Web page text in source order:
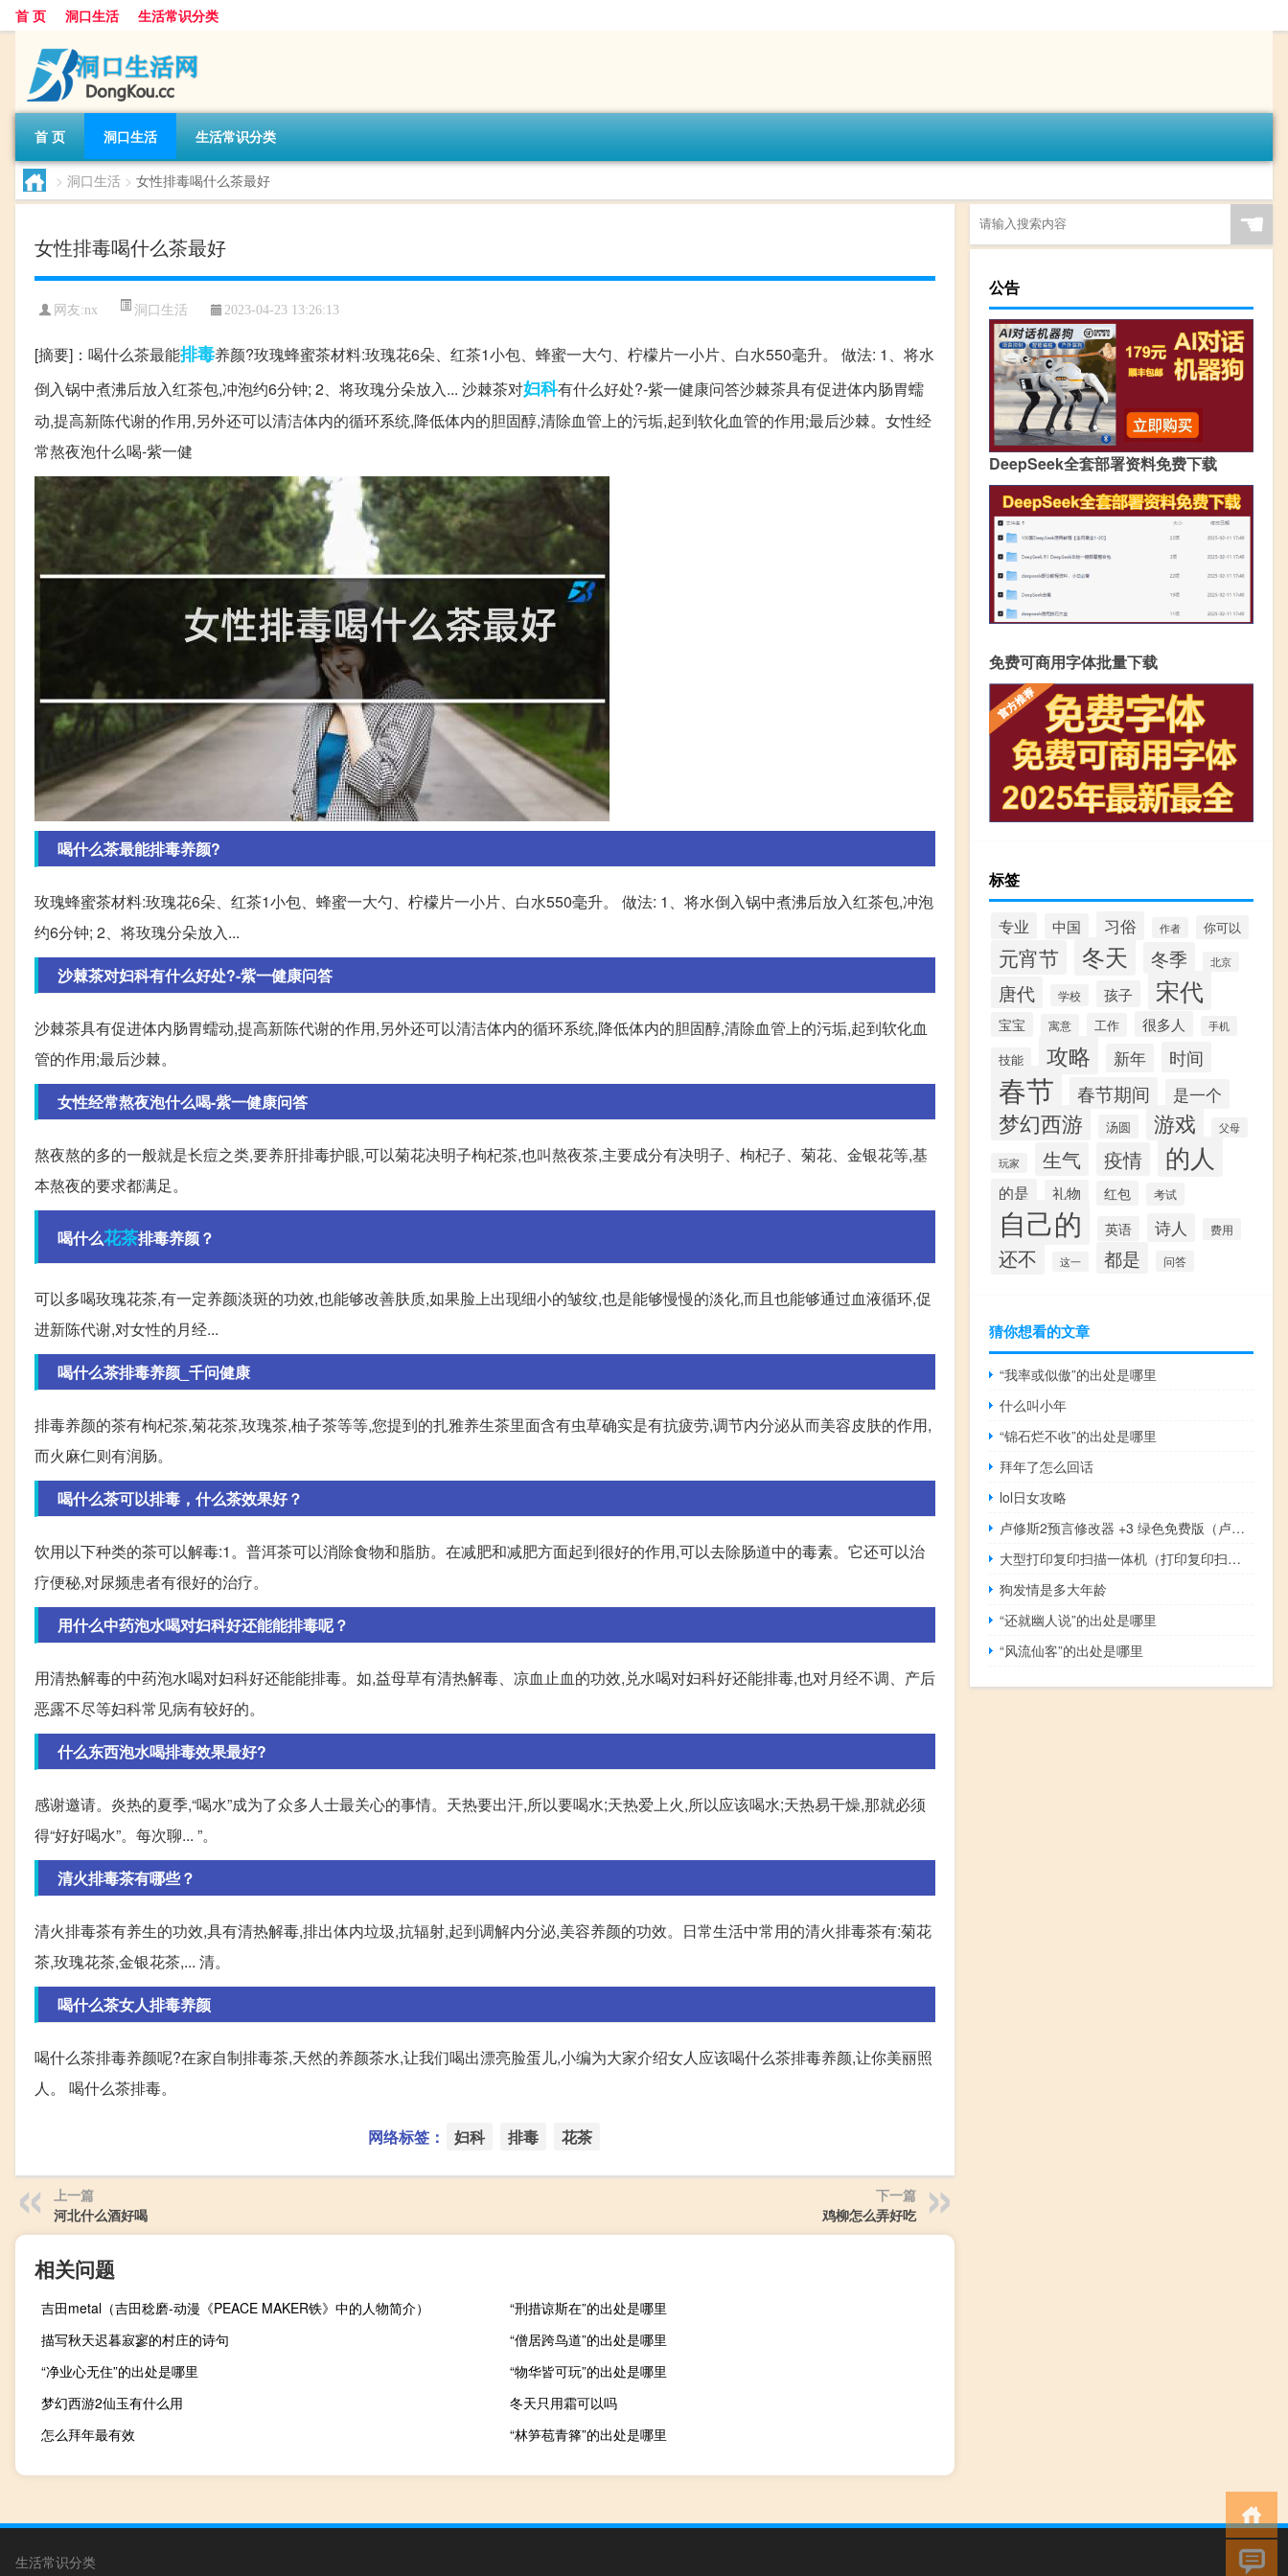
首 页 洞口生活 生活常识分类
首 页 洞口生活 生活常识分类
> 洞口生活 > 女性排毒喝什么茶最好
女性排毒喝什么茶最好
网友:nx 洞口生活 2023-04-23 13:26:13
[摘要]：喝什么茶最能排毒养颜?玫瑰蜂蜜茶材料:玫瑰花6朵、红茶1小包、蜂蜜一大勺、柠檬片一小片、白水550毫升。 做法: 1、将水
倒入锅中煮沸后放入红茶包,冲泡约6分钟; 2、将玫瑰分朵放入... 沙棘茶对妇科有什么好处?-紫一健康问答沙棘茶具有促进体内肠胃蠕
动,提高新陈代谢的作用,另外还可以清洁体内的循环系统,降低体内的胆固醇,清除血管上的污垢,起到软化血管的作用;最后沙棘。女性经
常熬夜泡什么喝-紫一健
喝什么茶最能排毒养颜?
玫瑰蜂蜜茶材料:玫瑰花6朵、红茶1小包、蜂蜜一大勺、柠檬片一小片、白水550毫升。 做法: 1、将水倒入锅中煮沸后放入红茶包,冲泡
约6分钟; 2、将玫瑰分朵放入...
沙棘茶对妇科有什么好处?-紫一健康问答
沙棘茶具有促进体内肠胃蠕动,提高新陈代谢的作用,另外还可以清洁体内的循环系统,降低体内的胆固醇,清除血管上的污垢,起到软化血
管的作用;最后沙棘。
女性经常熬夜泡什么喝-紫一健康问答
熬夜熬的多的一般就是长痘之类,要养肝排毒护眼,可以菊花决明子枸杞茶,也叫熬夜茶,主要成分有决明子、枸杞子、菊花、金银花等,基
本熬夜的要求都满足。
喝什么花茶排毒养颜？
可以多喝玫瑰花茶,有一定养颜淡斑的功效,也能够改善肤质,如果脸上出现细小的皱纹,也是能够慢慢的淡化,而且也能够通过血液循环,促
进新陈代谢,对女性的月经...
喝什么茶排毒养颜_千问健康
排毒养颜的茶有枸杞茶,菊花茶,玫瑰茶,柚子茶等等,您提到的扎雅养生茶里面含有虫草确实是有抗疲劳,调节内分泌从而美容皮肤的作用,
而火麻仁则有润肠。
喝什么茶可以排毒，什么茶效果好？
饮用以下种类的茶可以解毒:1。普洱茶可以消除食物和脂肪。在减肥和减肥方面起到很好的作用,可以去除肠道中的毒素。它还可以治
疗便秘,对尿频患者有很好的治疗。
用什么中药泡水喝对妇科好还能能排毒呢？
用清热解毒的中药泡水喝对妇科好还能能排毒。如,益母草有清热解毒、凉血止血的功效,兑水喝对妇科好还能排毒,也对月经不调、产后
恶露不尽等妇科常见病有较好的。
什么东西泡水喝排毒效果最好?
感谢邀请。炎热的夏季,“喝水”成为了众多人士最关心的事情。天热要出汗,所以要喝水;天热爱上火,所以应该喝水;天热易干燥,那就必须
得“好好喝水”。每次聊... ”。
清火排毒茶有哪些？
清火排毒茶有养生的功效,具有清热解毒,排出体内垃圾,抗辐射,起到调解内分泌,美容养颜的功效。日常生活中常用的清火排毒茶有:菊花
茶,玫瑰花茶,金银花茶,... 清。
喝什么茶女人排毒养颜
喝什么茶排毒养颜呢?在家自制排毒茶,天然的养颜茶水,让我们喝出漂亮脸蛋儿,小编为大家介绍女人应该喝什么茶排毒养颜,让你美丽照
人。 喝什么茶排毒。
网络标签： 妇科 排毒 花茶
上一篇
河北什么酒好喝
下一篇
鸡柳怎么弄好吃
相关问题
吉田metal（吉田稔磨-动漫《PEACE MAKER铁》中的人物简介）
“刑措谅斯在”的出处是哪里
描写秋天迟暮寂寥的村庄的诗句
“僧居跨鸟道”的出处是哪里
“净业心无住”的出处是哪里
“物华皆可玩”的出处是哪里
梦幻西游2仙玉有什么用
冬天只用霜可以吗
怎么拜年最有效
“林笋苞青箨”的出处是哪里
☚
公告
DeepSeek全套部署资料免费下载
免费可商用字体批量下载
标签
专业 中国 习俗 作者 你可以
元宵节 冬天 冬季 北京
唐代 学校 孩子 宋代
宝宝 寓意 工作 很多人 手机
技能 攻略 新年 时间
春节 春节期间 是一个
梦幻西游 汤圆 游戏 父母
玩家 生气 疫情 的人
的是 礼物 红包 考试
自己的 英语 诗人 费用
还不 这一 都是 问答
猜你想看的文章
“我率或似傲”的出处是哪里
什么叫小年
“锦石烂不收”的出处是哪里
拜年了怎么回话
lol日女攻略
卢修斯2预言修改器 +3 绿色免费版（卢修斯2预言修改器 +3 绿色免费版功能简介）
大型打印复印扫描一体机（打印复印扫描一体机什么牌子好）
狗发情是多大年龄
“还就幽人说”的出处是哪里
“风流仙客”的出处是哪里
生活常识分类